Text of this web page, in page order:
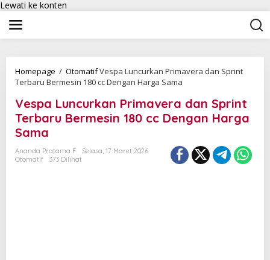
Lewati ke konten
Homepage / OtomatifVespa Luncurkan Primavera dan Sprint
Terbaru Bermesin 180 cc Dengan Harga Sama
Vespa Luncurkan Primavera dan Sprint
Terbaru Bermesin 180 cc Dengan Harga
Sama
Ananda Pratama F
Selasa, 17 Maret 2026
Otomatif
373 Dilihat